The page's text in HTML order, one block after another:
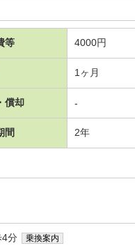
等 4000円
1ヶ月
償却 -
間 2年
4分 乗換案内